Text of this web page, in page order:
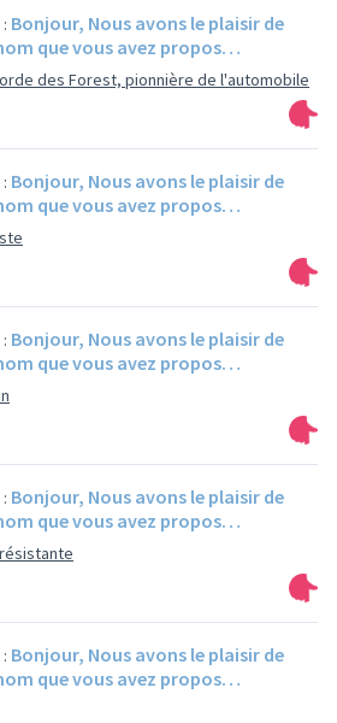
Bonjour, Nous avons le plaisir de
que vous avez propos…
des Forest, pionnière de l'automobile
Bonjour, Nous avons le plaisir de
que vous avez propos…
Bonjour, Nous avons le plaisir de
que vous avez propos…
Bonjour, Nous avons le plaisir de
que vous avez propos…
Bonjour, Nous avons le plaisir de
que vous avez propos…